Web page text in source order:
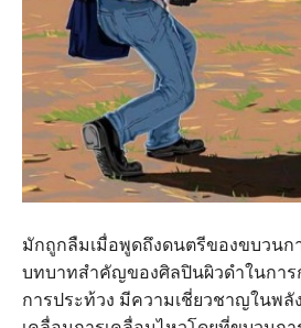
มักถูกลืมเมื่อพูดถึงดนตรีของขบวนก
บทบาทสำคัญของศิลปินผิวดำในกา
การประท้วง มีความเชี่ยวชาญในพลั